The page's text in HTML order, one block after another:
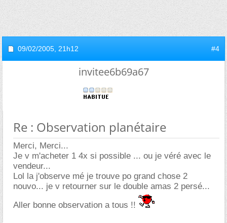
09/02/2005, 21h12 #4
invitee6b69a67
Re : Observation planétaire
Merci, Merci...
Je v m'acheter 1 4x si possible ... ou je véré avec le
vendeur...
Lol la j'observe mé je trouve po grand chose 2
nouvo... je v retourner sur le double amas 2 persé...
Aller bonne observation a tous !!